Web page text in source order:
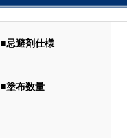
■忌避剤仕様
■塗布数量